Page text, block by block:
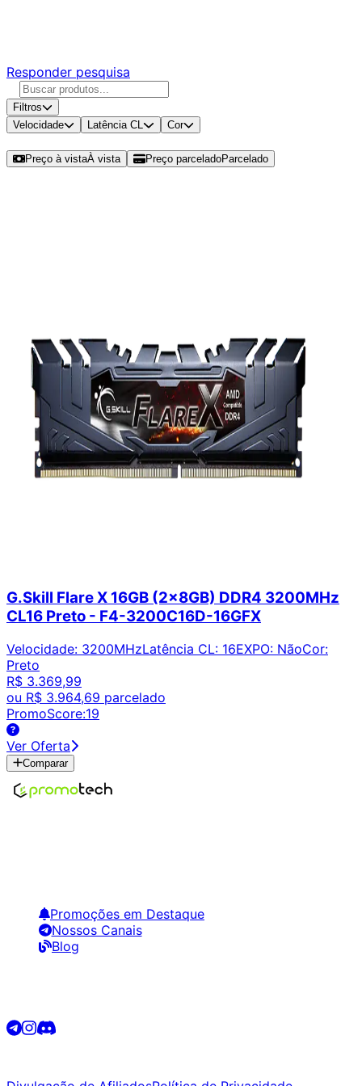
Responder pesquisa
Filtros
Velocidade
Latência CL Cor
Preço à vistaÀ vista Preço parceladoParcelado
G.Skill Flare X 16GB (2x8GB) DDR4 3200MHz
CL16 Preto - F4-3200C16D-16GFX
Velocidade: 3200MHzLatência CL: 16EXPO: NãoCor:
Preto
R$ 3.369,99
ou R$ 3.964,69 parcelado
PromoScore:19
Ver Oferta
Comparar
Promoções em Destaque
Nossos Canais
Blog